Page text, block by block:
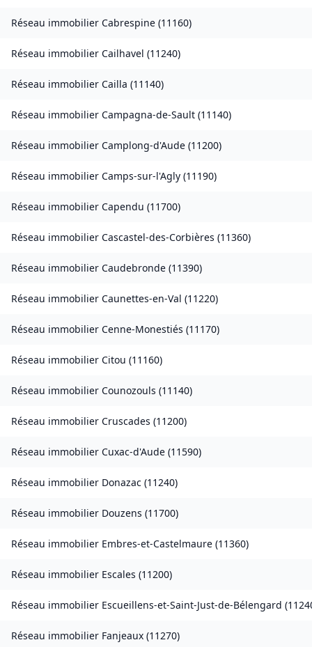
Réseau immobilier Cabrespine (11160)
Réseau immobilier Cailhavel (11240)
Réseau immobilier Cailla (11140)
Réseau immobilier Campagna-de-Sault (11140)
Réseau immobilier Camplong-d'Aude (11200)
Réseau immobilier Camps-sur-l'Agly (11190)
Réseau immobilier Capendu (11700)
Réseau immobilier Cascastel-des-Corbières (11360)
Réseau immobilier Caudebronde (11390)
Réseau immobilier Caunettes-en-Val (11220)
Réseau immobilier Cenne-Monestiés (11170)
Réseau immobilier Citou (11160)
Réseau immobilier Counozouls (11140)
Réseau immobilier Cruscades (11200)
Réseau immobilier Cuxac-d'Aude (11590)
Réseau immobilier Donazac (11240)
Réseau immobilier Douzens (11700)
Réseau immobilier Embres-et-Castelmaure (11360)
Réseau immobilier Escales (11200)
Réseau immobilier Escueillens-et-Saint-Just-de-Bélengard (
Réseau immobilier Fanjeaux (11270)